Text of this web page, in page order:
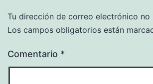
Tu dirección de correo electrónico no
Los campos obligatorios están
Comentario *